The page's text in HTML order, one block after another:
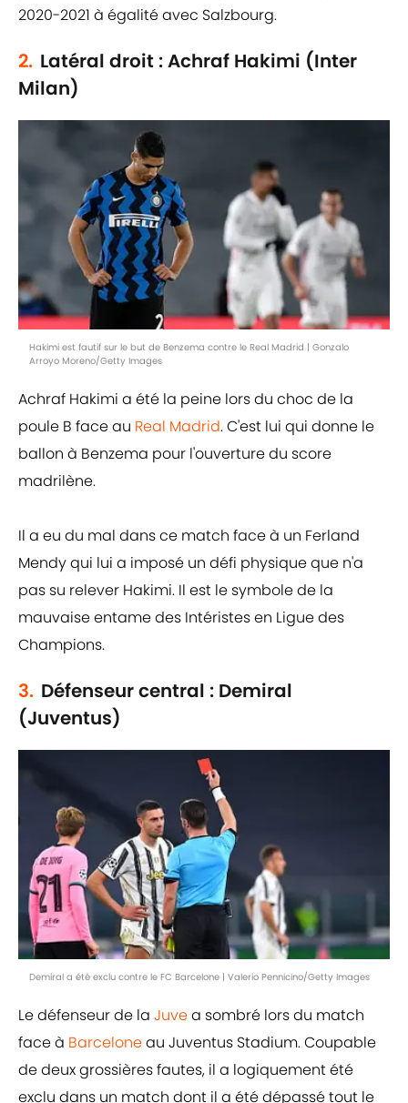
2020-2021 à égalité avec Salzbourg.
2. Latéral droit : Achraf Hakimi (Inter
Milan)
Hakimi est fautif sur le but de Benzema contre le Real Madrid | Gonzalo
Arroyo Moreno/Getty Images
Achraf Hakimi a été la peine lors du choc de la
poule B face au Real Madrid. C'est lui qui donne le
ballon à Benzema pour l'ouverture du score
madrilène.
Il a eu du mal dans ce match face à un Ferland
Mendy qui lui a imposé un défi physique que n'a
pas su relever Hakimi. Il est le symbole de la
mauvaise entame des Intéristes en Ligue des
Champions.
3. Défenseur central : Demiral
(Juventus)
Demiral a été exclu contre le FC Barcelone | Valerio Pennicino/Getty Images
Le défenseur de la Juvea sombré lors du match
face à Barceloneau Juventus Stadium. Coupable
de deux grossières fautes, il a logiquement été
exclu dans un match dont il a été dépassé tout le